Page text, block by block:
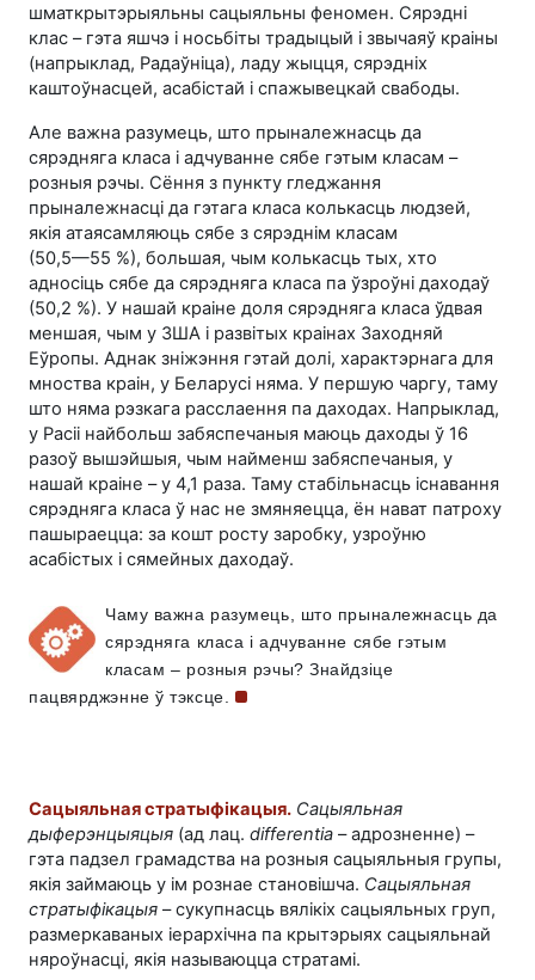
шматкрытэрыяльны сацыяльны феномен. Сярэдні
клас – гэта яшчэ і носьбіты традыцый і звычаяў краіны
(напрыклад, Радаўніца), ладу жыцця, сярэдніх
каштоўнасцей, асабістай і спажывецкай свабоды.
Але важна разумець, што прыналежнасць да
сярэдняга класа і адчуванне сябе гэтым класам –
розныя рэчы. Сёння з пункту гледжання
прыналежнасці да гэтага класа колькасць людзей,
якія атаясамляюць сябе з сярэднім класам
(50,5—55 %), большая, чым колькасць тых, хто
адносіць сябе да сярэдняга класа па ўзроўні даходаў
(50,2 %). У нашай краіне доля сярэдняга класа ўдвая
меншая, чым у ЗША і развітых краінах Заходняй
Еўропы. Аднак зніжэння гэтай долі, характэрнага для
мноства краін, у Беларусі няма. У першую чаргу, таму
што няма рэзкага расслаення па даходах. Напрыклад,
у Расіі найбольш забяспечаныя маюць даходы ў 16
разоў вышэйшыя, чым найменш забяспечаныя, у
нашай краіне – у 4,1 раза. Таму стабільнасць існавання
сярэдняга класа ў нас не змяняецца, ён нават патроху
пашыраецца: за кошт росту заробку, узроўню
асабістых і сямейных даходаў.
Чаму важна разумець, што прыналежнасць да
сярэдняга класа і адчуванне сябе гэтым
класам – розныя рэчы? Знайдзіце
пацвярджэнне ўтэксце.
Сацыяльная стратыфікацыя. Сацыяльная
дыферэнцыяцыя (ад лац. differentia – адрозненне) –
гэта падзел грамадства на розныя сацыяльныя групы,
якія займаюць у ім рознае становішча. Сацыяльная
стратыфікацыя – сукупнасць вялікіх сацыяльных груп,
размеркаваных іерархічна па крытэрыях сацыяльнай
няроўнасці, якія называюцца стратамі.